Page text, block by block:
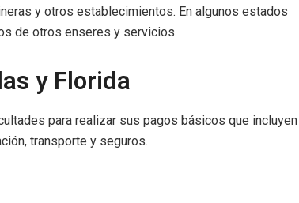
y otros establecimientos. En algunos estados
de otros enseres y servicios.
y Florida
para realizar sus pagos básicos que incluyen
transporte y seguros.